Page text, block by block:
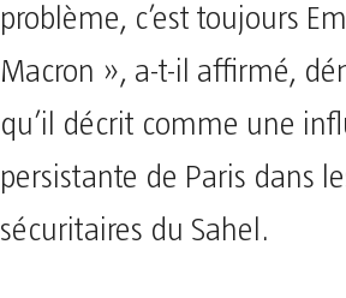
problème, c’est toujours
Macron », a-t-il affirmé,
qu’il décrit comme une
persistante de Paris dans
sécuritaires du Sahel.